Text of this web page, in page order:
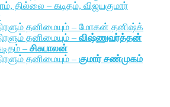
தில்லை – கடிதம், விஜயகுமார்
தனிமையும் – மோகன் தனிஷ்க்
தனிமையும் – விஷ்ணுவர்த்தன்
– சிசுபாலன்
தனிமையும் – குமார் சண்முகம்